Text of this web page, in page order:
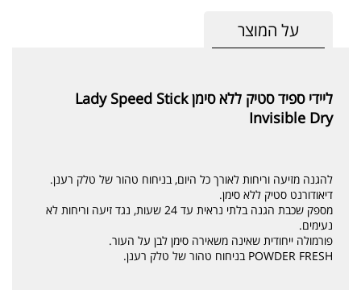
על המוצר
ליידי ספיד סטיק ללא סימן Lady Speed Stick
Invisible Dry
להגנה מזיעה וריחות לאורך כל היום, בניחוח טהור של טלק רענן.
דיאודורנט סטיק ללא סימן.
מספק שכבת הגנה בלתי נראית עד 24 שעות, נגד זיעה וריחות לא
נעימים.
פורמולה ייחודית שאינה משאירה סימן לבן על העור.
POWDER FRESH בניחוח טהור של טלק רענן.